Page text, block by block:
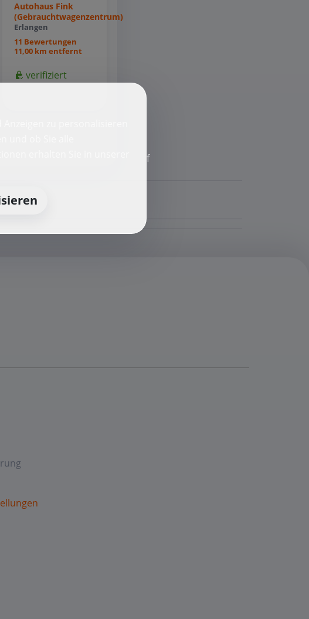
Autohaus Fink
(Gebrauchtwagenzentrum)
Erlangen
11 Bewertungen
11,00 km entfernt
verifiziert
zu personalisieren
und ob Sie alle
f